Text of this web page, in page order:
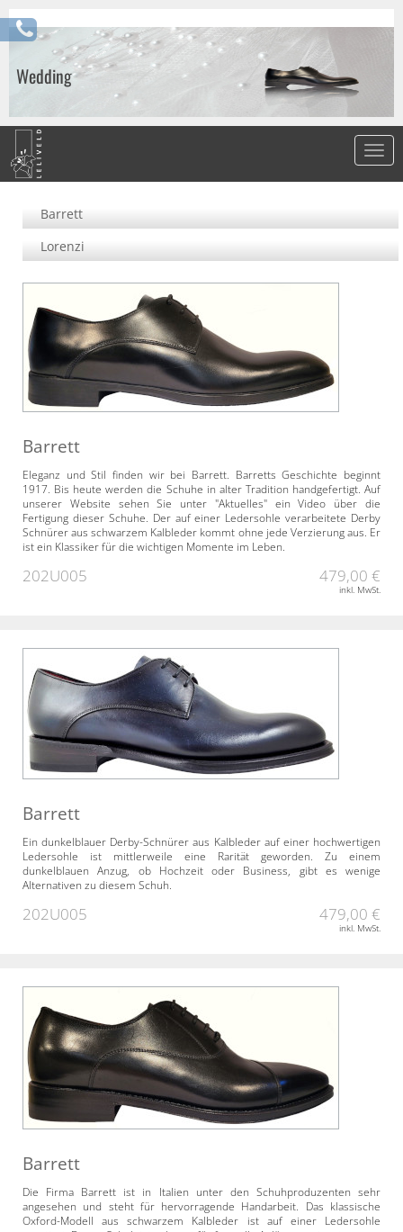
Wedding
Barrett
Lorenzi
Barrett
Eleganz und Stil finden wir bei Barrett. Barretts Geschichte beginnt
1917. Bis heute werden die Schuhe in alter Tradition handgefertigt. Auf
unserer Website sehen Sie unter "Aktuelles" ein Video über die
Fertigung dieser Schuhe. Der auf einer Ledersohle verarbeitete Derby
Schnürer aus schwarzem Kalbleder kommt ohne jede Verzierung aus. Er
ist ein Klassiker für die wichtigen Momente im Leben.
202U005 479,00 €
inkl. MwSt.
Barrett
Ein dunkelblauer Derby-Schnürer aus Kalbleder auf einer hochwertigen
Ledersohle ist mittlerweile eine Rarität geworden. Zu einem
dunkelblauen Anzug, ob Hochzeit oder Business, gibt es wenige
Alternativen zu diesem Schuh.
202U005 479,00 €
inkl. MwSt.
Barrett
Die Firma Barrett ist in Italien unter den Schuhproduzenten sehr
angesehen und steht für hervorragende Handarbeit. Das klassische
Oxford-Modell aus schwarzem Kalbleder ist auf einer Ledersohle